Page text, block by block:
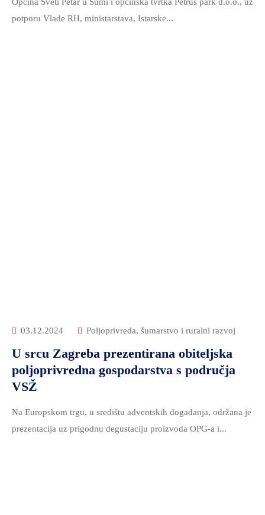
potporu Vlade RH, ministarstava, Istarske...
03.12.2024 Poljoprivreda, šumarstvo i ruralni razvoj
U srcu Zagreba prezentirana obiteljska
poljoprivredna gospodarstva s područja
VSŽ
Na Europskom trgu, u središtu adventskih događanja, održana je
prezentacija uz prigodnu degustaciju proizvoda OPG-a i...